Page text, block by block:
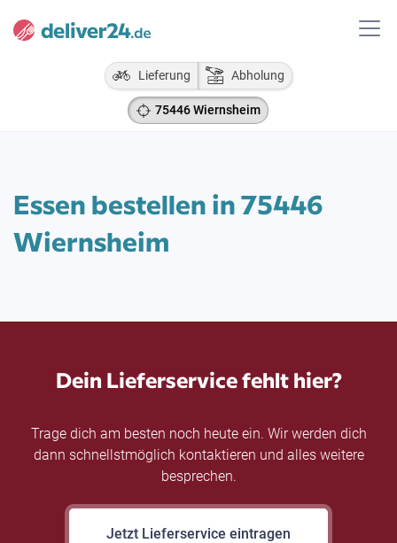
Lieferung Abholung
75446 Wiernsheim
Essen bestellen in 75446
Wiernsheim
Dein Lieferservice fehlt hier?
Trage dich am besten noch heute ein. Wir werden dich
dann schnellstmöglich kontaktieren und alles weitere
besprechen.
Jetzt Lieferservice eintragen